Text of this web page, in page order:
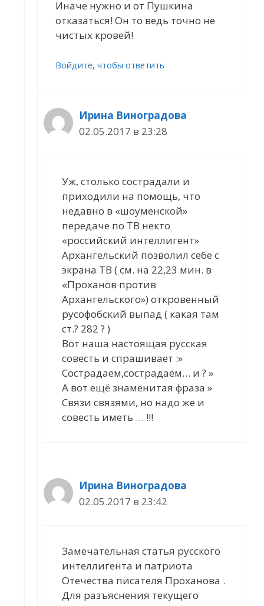
Иначе нужно и от Пушкина
отказаться! Он то ведь точно не
чистых кровей!
Войдите, чтобы ответить
Ирина Виноградова
02.05.2017 в 23:28
Уж, столько сострадали и
приходили на помощь, что
недавно в «шоуменской»
передаче по ТВ некто
«российский интеллигент»
Архангельский позволил себе с
экрана ТВ ( см. на 22,23 мин. в
«Проханов против
Архангельского») откровенный
русофобский выпад ( какая там
ст.? 282 ? )
Вот наша настоящая русская
совесть и спрашивает :»
Сострадаем,сострадаем… и ? »
А вот ещё знаменитая фраза »
Связи связями, но надо же и
совесть иметь … !!!
Ирина Виноградова
02.05.2017 в 23:42
Замечательная статья русского
интеллигента и патриота
Отечества писателя Проханова .
Для разъяснения текущего